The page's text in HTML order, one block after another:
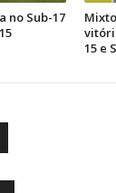
no Sub-17
15 e